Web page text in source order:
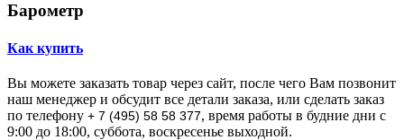
Барометр
Как купить
Вы можете заказать товар через сайт, после чего Вам позвонит
наш менеджер и обсудит все детали заказа, или сделать заказ
по телефону + 7 (495) 58 58 377, время работы в будние дни с
9:00 до 18:00, суббота, воскресенье выходной.